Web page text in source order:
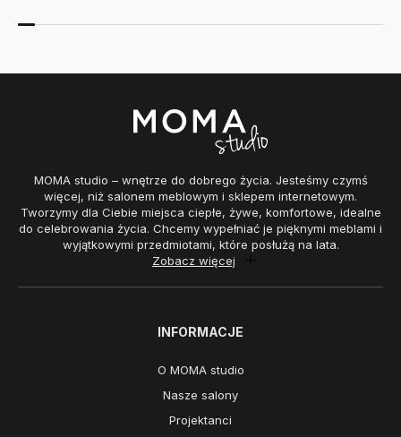
MOMA studio – wnętrze do dobrego życia. Jesteśmy czymś
więcej, niż salonem meblowym i sklepem internetowym.
Tworzymy dla Ciebie miejsca ciepłe, żywe, komfortowe, idealne
do celebrowania życia. Chcemy wypełniać je pięknymi meblami i
wyjątkowymi przedmiotami, które posłużą na lata.
Zobacz więcej
INFORMACJE
O MOMA studio
Nasze salony
Projektanci